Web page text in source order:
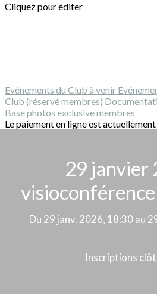
Cliquez pour éditer
Evénements du Club à venir
Club (réservé membres)
Base photos exclusive membres
Le paiement en ligne est
29 janvier
Du 29 janv. 2026, 18:30 au
Inscriptions